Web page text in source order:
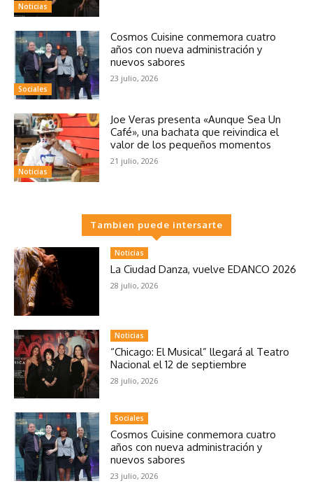
Noticias
Sociales
Cosmos Cuisine conmemora cuatro
años con nueva administración y
nuevos sabores
23 julio, 2026
Noticias
Joe Veras presenta «Aunque Sea Un
Café», una bachata que reivindica el
valor de los pequeños momentos
21 julio, 2026
Tambien puede intersarte
Noticias
La Ciudad Danza, vuelve EDANCO 2026
28 julio, 2026
Noticias
“Chicago: El Musical” llegará al Teatro
Nacional el 12 de septiembre
28 julio, 2026
Sociales
Cosmos Cuisine conmemora cuatro
años con nueva administración y
nuevos sabores
23 julio, 2026